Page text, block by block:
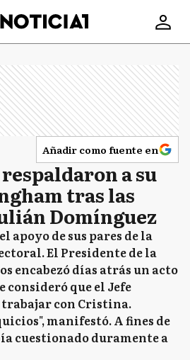
Añadir como fuente en
a su
tras las
Domínguez
apoyo de sus pares de la
El Presidente de la
encabezó días atrás un acto
que el Jefe
con Cristina.
manifestó. A fines de
cuestionado duramente a